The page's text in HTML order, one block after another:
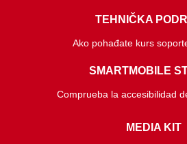
TEHNIČKA
Ako pohađate kurs
SMARTMOBILE
Comprueba la accesibilidad
MEDIA KIT